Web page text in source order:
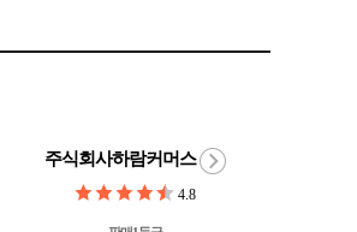
주식회사하람커머스
4.8